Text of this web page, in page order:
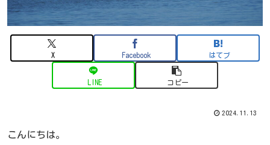
X Facebook はてブ
LINE コピー
2024.11.13
こんにちは。